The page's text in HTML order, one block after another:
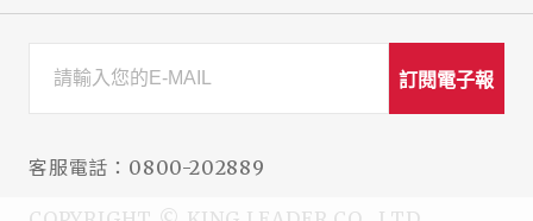
訂閱電子報
客服電話： 0800-202889